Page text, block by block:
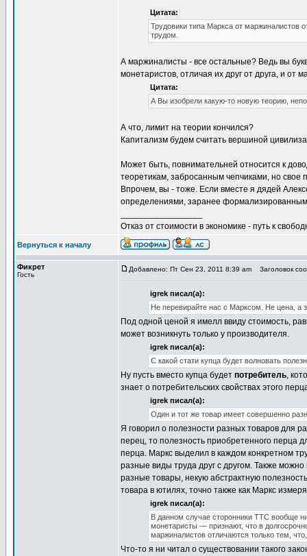
Цитата:
Трудовики типа Маркса от маржиналистов
трудом.
А маржиналисты - все остальные? Ведь вы
монетаристов, отличая их друг от друга, и от
Цитата:
А Вы изобрели какую-то новую теорию,
А что, лимит на теории кончился?
Капитализм будем считать вершиной
Может быть, повнимательней относится к
теоретикам, забросанным чепчиками, но свое
Впрочем, вы - тоже. Если вместе я дядей
определениями, заранее
Отказ от стоимости в экономике - путь к
Вернуться к началу
Фикрет
Гость
Добавлено: Пт Сен 23, 2011 8:39 am Заголовок
igrek писал(а):
Не перевирайте нас с Марксом. Не цена, а
Под одной ценой я имелл ввиду стоимость,
может возникнуть только у производителя.
igrek писал(а):
С какой стати купца будет волновать
Ну пусть вместо купца будет потребитель,
знает о потребительских свойствах этого
igrek писал(а):
Один и тот же товар имеет совершенно
Я говорил о полезности разных товаров для
перец, то полезность приобретенного перца
перца. Маркс выделил в каждом конкретном
разные виды труда друг с другом. Также
разные товары, некую абстрактную
товара в ютилях, точно также как Маркс
igrek писал(а):
В данном случае сторонники ТТС вообще
монетаристы — признают, что в
маржиналистов отличаются только тем,
Что-то я ни читал о существовании такого